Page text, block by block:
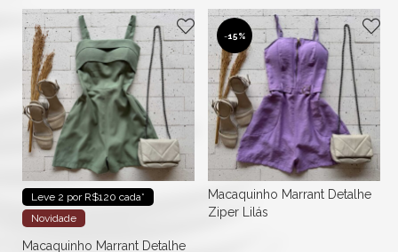
Leve 2 por R$120 cada*
Novidade
Macaquinho Marrant Detalhe
-15%
Macaquinho Marrant Detalhe
Ziper Lilás